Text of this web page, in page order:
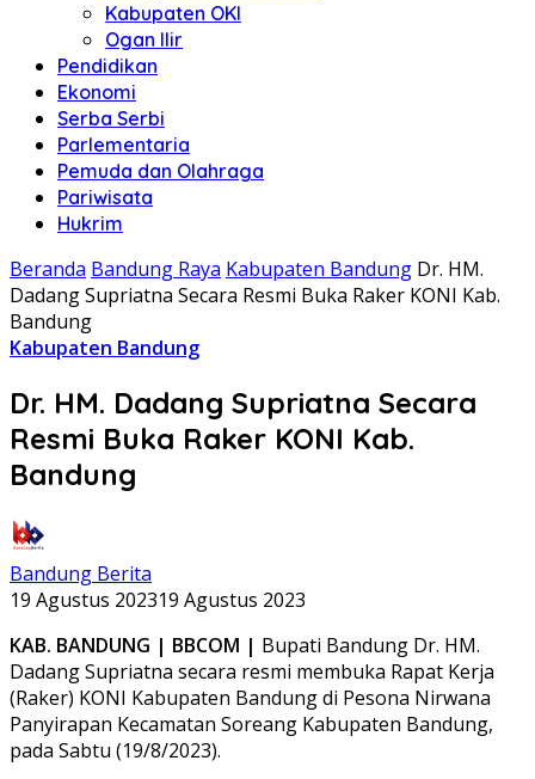
Kabupaten OKI
Ogan Ilir
Pendidikan
Ekonomi
Serba Serbi
Parlementaria
Pemuda dan Olahraga
Pariwisata
Hukrim
Beranda Bandung Raya Kabupaten Bandung Dr. HM.
Dadang Supriatna Secara Resmi Buka Raker KONI Kab.
Bandung
Kabupaten Bandung
Dr. HM. Dadang Supriatna Secara
Resmi Buka Raker KONI Kab.
Bandung
Bandung Berita
19 Agustus 202319 Agustus 2023
KAB. BANDUNG | BBCOM | Bupati Bandung Dr. HM.
Dadang Supriatna secara resmi membuka Rapat Kerja
(Raker) KONI Kabupaten Bandung di Pesona Nirwana
Panyirapan Kecamatan Soreang Kabupaten Bandung,
pada Sabtu (19/8/2023).